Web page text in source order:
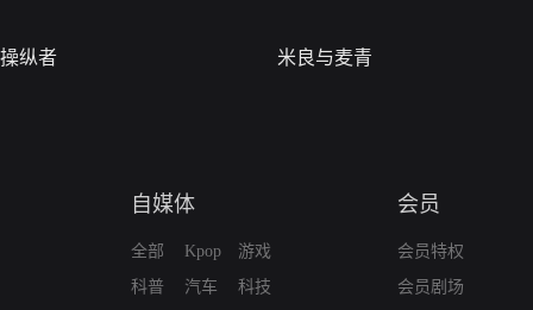
操纵者 米良与麦青
自媒体
全部
科普
Kpop
汽车
游戏
科技
会员
会员特权
会员剧场